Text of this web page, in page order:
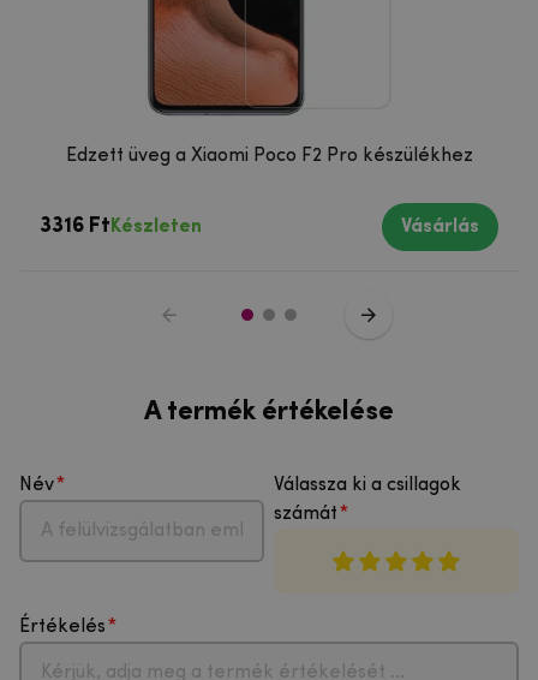
Edzett üveg a Xiaomi Poco F2 Pro készülékhez
3316 Ft Készleten Vásárlás
A termék értékelése
Név
Válassza ki a csillagok
számát
Értékelés